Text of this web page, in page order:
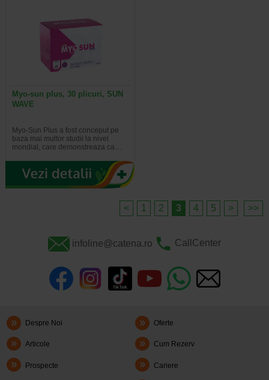
Myo-sun plus, 30 plicuri, SUN
WAVE
Myo-Sun Plus a fost conceput pe
baza mai multor studii la nivel
mondial, care demonstreaza ca…
< 1 2 3 4 5 > >>
infoline@catena.ro CallCenter
Despre Noi Oferte
Articole Cum Rezerv
Prospecte Cariere